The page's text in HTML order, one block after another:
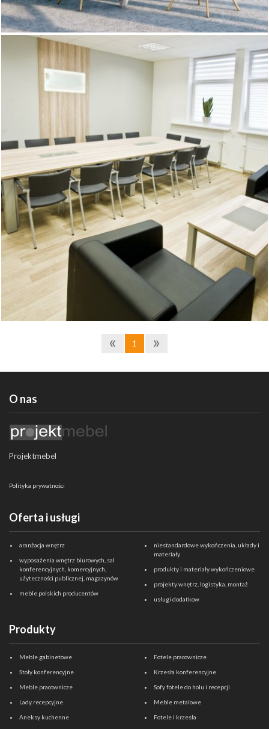
Solidne i stabilne stoły z systemu Mega od razu wzbudzają
zaufanie i szacunek. Masywne nogi w dolnej części mogą
być dodatkowo wykończone nierdzewną stalą polerowaną,
co dodaje smaku i lekkości, oraz są zgodne z systemem
mebli pracowniczych Mega. Dzięki temu można łączyć te
systemy w jednym pomieszczeniu.
« 1 »
O nas
Projektmebel
Polityka prywatności
Oferta i usługi
aranżacja wnętrz
wyposażenia wnętrz biurowych, sal
konferencyjnych, komercyjnych,
użyteczności publicznej, magazynów
meble polskich producentów
niestandardowe wykończenia, układy i
materiały
produkty i materiały wykończeniowe
projekty wnętrz, logistyka, montaż
usługi dodatkow
Produkty
Meble gabinetowe
Stoły konferencyjne
Meble pracownicze
Lady recepcyjne
Aneksy kuchenne
Fotele pracownicze
Krzesła konferencyjne
Sofy fotele do holu i recepcji
Meble metalowe
Fotele i krzesła